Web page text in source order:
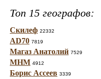
Топ 15 географов:
Скилеф 22332
AD70 7819
Магаз Анатолий 7529
МНМ 4912
Борис Ассеев 3339